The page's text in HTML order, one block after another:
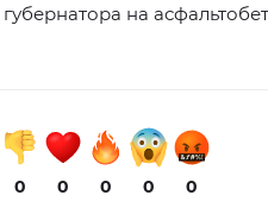
на
0 0 0 0 0